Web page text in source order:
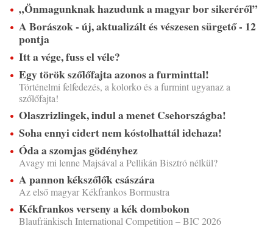
„Önmagunknak hazudunk a magyar bor sikeréről”
A Borászok - új, aktualizált és vészesen sürgető - 12
pontja
Itt a vége, fuss el véle?
Egy török szőlőfajta azonos a furminttal!
Történelmi felfedezés, a kolorko és a furmint ugyanaz a
szőlőfajta!
Olaszrizlingek, indul a menet Csehországba!
Soha ennyi cidert nem kóstolhattál idehaza!
Óda a szomjas gödényhez
Avagy mi lenne Majsával a Pellikán Bisztró nélkül?
A pannon kékszőlők császára
Az első magyar Kékfrankos Bormustra
Kékfrankos verseny a kék dombokon
Blaufränkisch International Competition – BIC 2026